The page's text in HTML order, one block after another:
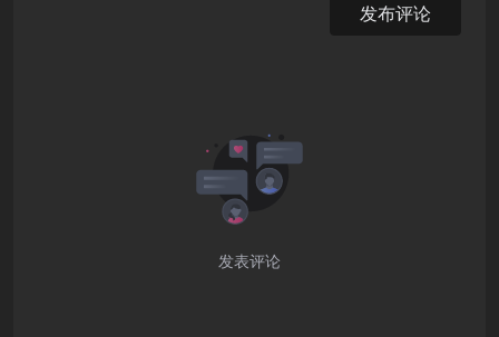
发布评论
发表评论